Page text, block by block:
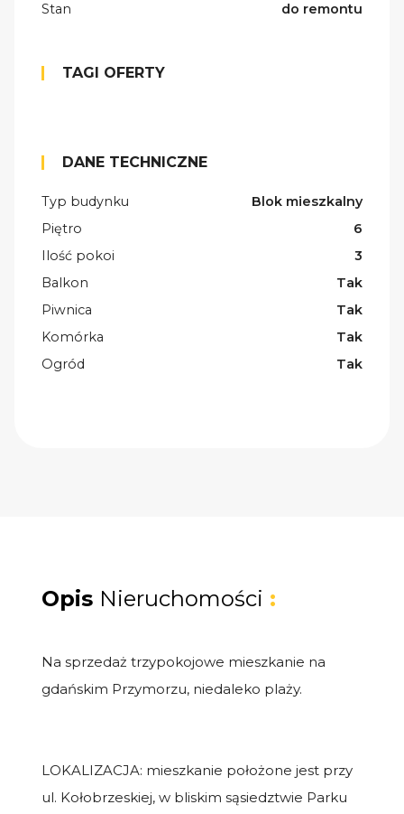
Stan do remontu
TAGI OFERTY
DANE TECHNICZNE
Typ budynku
Blok mieszkalny
Piętro
6
Ilość pokoi
3
Balkon
Tak
Piwnica
Tak
Komórka
Tak
Ogród
Tak
Opis Nieruchomości :
Na sprzedaż trzypokojowe mieszkanie na
gdańskim Przymorzu, niedaleko plaży.
LOKALIZACJA: mieszkanie położone jest przy
ul. Kołobrzeskiej, w bliskim sąsiedztwie Parku